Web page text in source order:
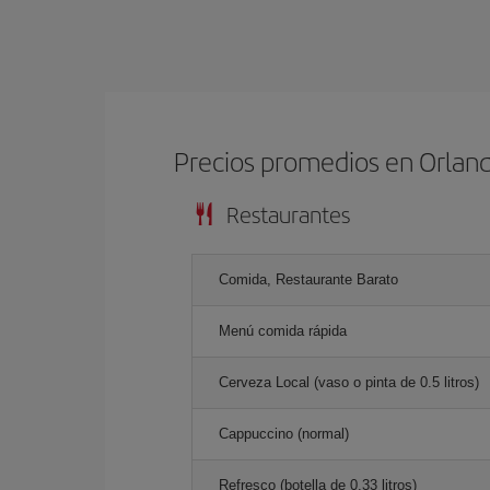
Precios promedios en
Restaurantes
Comida, Restaurante Barato
Menú comida rápida
Cerveza Local (vaso o pinta de 0.5 litros)
Cappuccino (normal)
Refresco (botella de 0.33 litros)